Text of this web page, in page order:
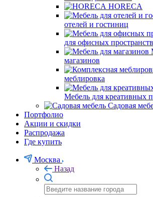
HORECA
отелей и гостиниц
для офисных пространств
магазинов
меблировка
Мебель для креативных
Садовая
Портфолио
Акции и скидки
Распродажа
Где купить
Москва
Назад